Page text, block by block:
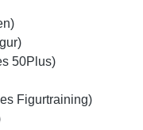
50Plus)
Figurtraining)